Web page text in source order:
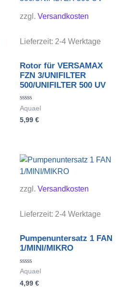
zzgl. Versandkosten
Lieferzeit: 2-4 Werktage
Rotor für VERSAMAX
FZN 3/UNIFILTER
500/UNIFILTER 500 UV
Bewertet
mit
0
Aquael
5,99 €
zzgl. Versandkosten
Lieferzeit: 2-4 Werktage
Pumpenuntersatz 1 FAN
1/MINI/MIKRO
Bewertet
mit
0
Aquael
4,99 €